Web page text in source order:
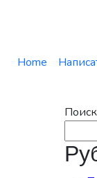
Home
Поиск